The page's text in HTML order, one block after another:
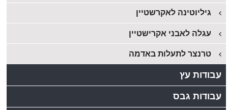
גיליוטינה לאקרשטיין
עגלה לאבני אקרישטיין
טרנצר לתעלות באדמה
עבודות עץ
עבודות גבס